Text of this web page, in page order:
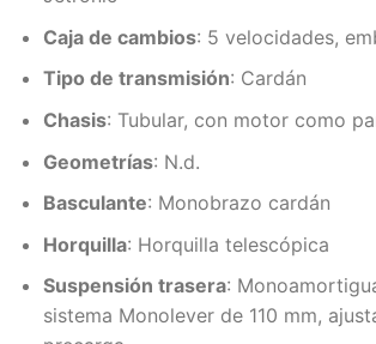
Caja de cambios: 5 velocidades,
Tipo de transmisión: Cardán
Chasis: Tubular, con motor como
Geometrías: N.d.
Basculante: Monobrazo cardán
Horquilla: Horquilla telescópica
Suspensión trasera:
sistema Monolever de 110 mm,